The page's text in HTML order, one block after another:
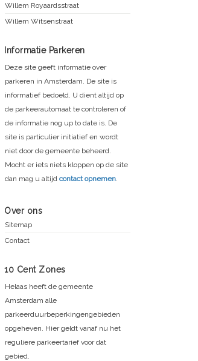
Willem Royaardsstraat
Willem Witsenstraat
Informatie Parkeren
Deze site geeft informatie over
parkeren in Amsterdam. De site is
informatief bedoeld. U dient altijd op
de parkeerautomaat te controleren of
de informatie nog up to date is. De
site is particulier initiatief en wordt
niet door de gemeente beheerd.
Mocht er iets niets kloppen op de site
dan mag u altijd contact opnemen.
Over ons
Sitemap
Contact
10 Cent Zones
Helaas heeft de gemeente
Amsterdam alle
parkeerduurbeperkingengebieden
opgeheven. Hier geldt vanaf nu het
reguliere parkeertarief voor dat
gebied.